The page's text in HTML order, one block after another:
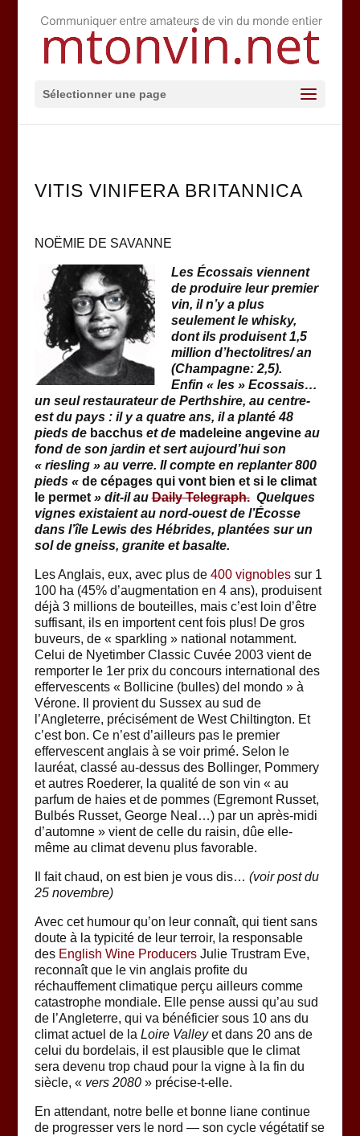
Sélectionner une page
VITIS VINIFERA BRITANNICA
NOËMIE DE SAVANNE
Les Écossais viennent
de produire leur premier
vin, il n’y a plus
seulement le whisky,
dont ils produisent 1,5
million d’hectolitres/ an
(Champagne: 2,5).
Enfin « les » Ecossais…
un seul restaurateur de Perthshire, au centre-
est du pays : il y a quatre ans, il a planté 48
pieds de bacchus et de madeleine angevineau
fond de son jardin et sert aujourd’hui son
« riesling » au verre. Il compte en replanter 800
pieds « de cépages qui vont bien et si le climat
le permet » dit-il au Daily Telegraph. Quelques
vignes existaient au nord-ouest de l’Écosse
dans l’île Lewis des Hébrides, plantées sur un
sol de gneiss, granite et basalte.
Les Anglais, eux, avec plus de 400 vignoblessur 1
100 ha (45% d’augmentation en 4 ans), produisent
déjà 3 millions de bouteilles, mais c’est loin d’être
suffisant, ils en importent cent fois plus! De gros
buveurs, de « sparkling » national notamment.
Celui de Nyetimber Classic Cuvée 2003 vient de
remporter le 1er prix du concours international des
effervescents « Bollicine (bulles) del mondo » à
Vérone. Il provient du Sussex au sud de
l’Angleterre, précisément de West Chiltington. Et
c’est bon. Ce n’est d’ailleurs pas le premier
effervescent anglais à se voir primé. Selon le
lauréat, classé au-dessus des Bollinger, Pommery
et autres Roederer, la qualité de son vin « au
parfum de haies et de pommes (Egremont Russet,
Bulbés Russet, George Neal…) par un après-midi
d’automne » vient de celle du raisin, dûe elle-
même au climat devenu plus favorable.
Il fait chaud, on est bien je vous dis… (voir post du
25 novembre)
Avec cet humour qu’on leur connaît, qui tient sans
doute à la typicité de leur terroir, la responsable
des English Wine ProducersJulie Trustram Eve,
reconnaît que le vin anglais profite du
réchauffement climatique perçu ailleurs comme
catastrophe mondiale. Elle pense aussi qu’au sud
de l’Angleterre, qui va bénéficier sous 10 ans du
climat actuel de la Loire Valleyet dans 20 ans de
celui du bordelais, il est plausible que le climat
sera devenu trop chaud pour la vigne à la fin du
siècle, « vers 2080» précise-t-elle.
En attendant, notre belle et bonne liane continue
de progresser vers le nord — son cycle végétatif se